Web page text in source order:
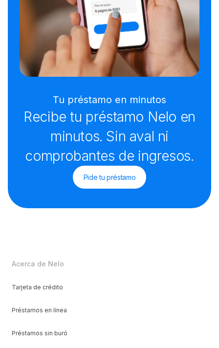
Tu préstamo en minutos
Recibe tu préstamo Nelo en
minutos. Sin aval ni
comprobantes de ingresos.
Pide tu préstamo
Acerca de Nelo
Tarjeta de crédito
Préstamos en línea
Préstamos sin buró